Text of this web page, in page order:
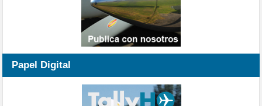
Papel Digital